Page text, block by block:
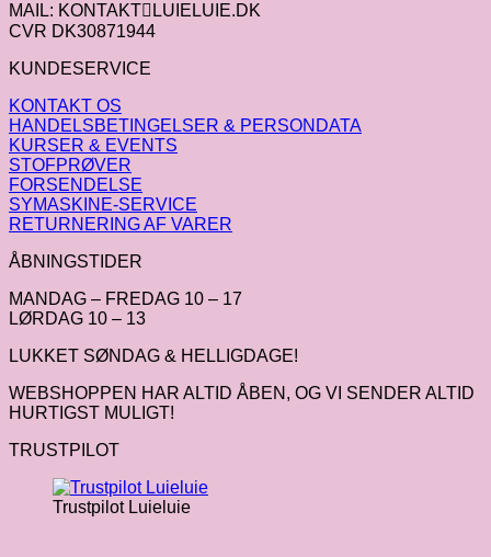
MAIL: KONTAKTLUIELUIE.DK
CVR DK30871944
KUNDESERVICE
KONTAKT OS
HANDELSBETINGELSER & PERSONDATA
KURSER & EVENTS
STOFPRØVER
FORSENDELSE
SYMASKINE-SERVICE
RETURNERING AF VARER
ÅBNINGSTIDER
MANDAG – FREDAG 10 – 17
LØRDAG 10 – 13
LUKKET SØNDAG & HELLIGDAGE!
WEBSHOPPEN HAR ALTID ÅBEN, OG VI SENDER ALTID
HURTIGST MULIGT!
TRUSTPILOT
Trustpilot Luieluie